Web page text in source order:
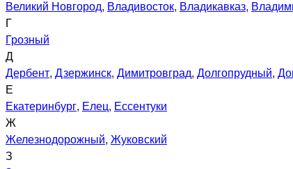
Великий Новгород, Владивосток, Владикавказ,
Г
Грозный
Д
Дербент, Дзержинск, Димитровград, Долгопрудный,
Е
Екатеринбург, Елец, Ессентуки
Ж
Железнодорожный, Жуковский
З